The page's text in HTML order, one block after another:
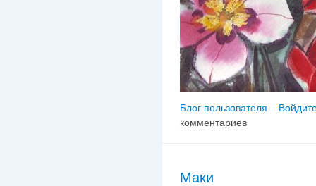
Блог пользователя
комментариев
Маки